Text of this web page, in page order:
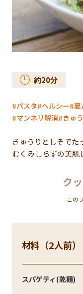
約20分
パスタ ヘルシー 夏
マンネリ解消 きゅ
きゅうりとしそでた
むくみしらずの美肌
ク
この
材料（2人前）
スパゲティ(乾麺)